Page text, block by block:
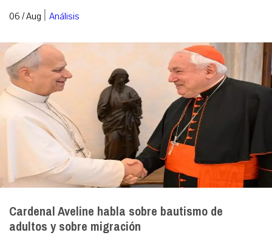
06 / Aug | Análisis
Cardenal Aveline habla sobre bautismo de
adultos y sobre migración